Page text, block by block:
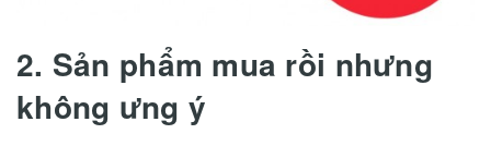
2. Sản phẩm mua rồi nhưng
không ưng ý